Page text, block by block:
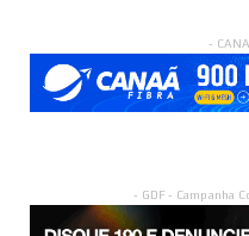
-
- GDF - Campanha